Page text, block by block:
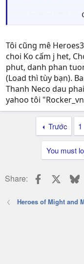
---------- Post added at 23:46
nhé. Random thành
Chấp nhận load vì
sang bên kia số
load vào tuần thứ 2
thể call trực tiếp
Giờ online : có thể
nên hẹn trước qua
Tôi cũng mê
choi Ko cấm j het,
phut, danh phan
(Load thì tùy bạn).
Thanh Neco dau
yahoo tôi "
Trước 1
You must
Share: Facebook
Heroes of Might and